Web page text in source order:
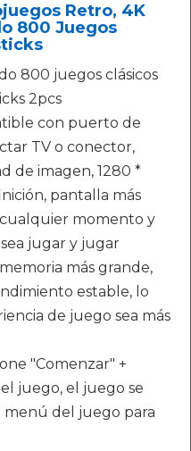
Retro, 4K
800 Juegos
800 juegos clásicos
2pcs
con puerto de
TV o conector,
de imagen, 1280 *
pantalla más
momento y
jugar y jugar
más grande,
estable, lo
de juego sea más
"Comenzar" +
juego, el juego se
menú del juego para